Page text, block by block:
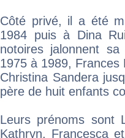
Côté privé, il a été
1984 puis à Dina
notoires jalonnent
1975 à 1989,
Christina Sandera
père de huit enfants
Leurs prénoms sont
Kathryn, Francesca